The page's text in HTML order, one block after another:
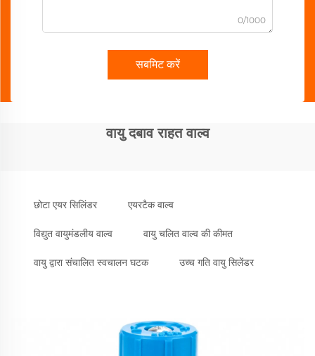
0/1000
सबमिट करें
वायु दबाव राहत वाल्व
छोटा एयर सिलिंडर एयरटैक वाल्व
विद्युत वायुमंडलीय वाल्व वायु चलित वाल्व की कीमत
वायु द्वारा संचालित स्वचालन घटक उच्च गति वायु सिलेंडर